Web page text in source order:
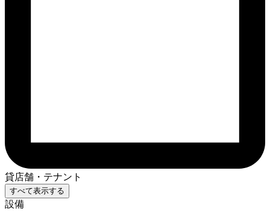
貸店舗・テナント
すべて表示する
設備